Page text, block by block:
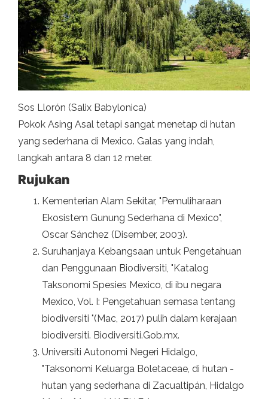
Sos Llorón (Salix Babylonica)
Pokok Asing Asal tetapi sangat menetap di hutan
yang sederhana di Mexico. Galas yang indah,
langkah antara 8 dan 12 meter.
Rujukan
Kementerian Alam Sekitar, "Pemuliharaan
Ekosistem Gunung Sederhana di Mexico",
Oscar Sánchez (Disember, 2003).
Suruhanjaya Kebangsaan untuk Pengetahuan
dan Penggunaan Biodiversiti, "Katalog
Taksonomi Spesies Mexico, di ibu negara
Mexico, Vol. I: Pengetahuan semasa tentang
biodiversiti "(Mac, 2017) pulih dalam kerajaan
biodiversiti. Biodiversiti.Gob.mx.
Universiti Autonomi Negeri Hidalgo,
"Taksonomi Keluarga Boletaceae, di hutan -
hutan yang sederhana di Zacualtipán, Hidalgo